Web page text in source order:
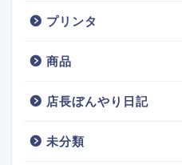
プリンタ
商品
店長ぼんやり日記
未分類